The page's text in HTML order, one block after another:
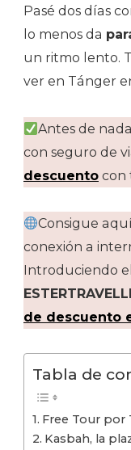
Pasé dos días
lo menos da
un ritmo lento.
ver en Tánger
Antes de
con seguro de
descuento con
Consigue
conexión a
Introduciendo
de descuento
Tabla de
Free Tour por
Kasbah, la